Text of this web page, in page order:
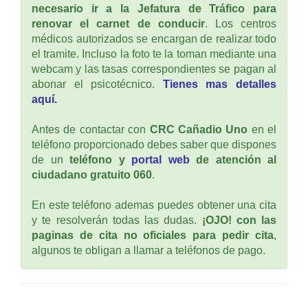
necesario ir a la Jefatura de Tráfico para
renovar el carnet de conducir. Los centros
médicos autorizados se encargan de realizar todo
el tramite. Incluso la foto te la toman mediante una
webcam y las tasas correspondientes se pagan al
abonar el psicotécnico. Tienes mas detalles
aquí.
Antes de contactar con CRC Cañadio Uno en el
teléfono proporcionado debes saber que dispones
de un teléfono y portal web de atención al
ciudadano gratuito 060.
En este teléfono ademas puedes obtener una cita
y te resolverán todas las dudas. ¡OJO! con las
paginas de cita no oficiales para pedir cita,
algunos te obligan a llamar a teléfonos de pago.